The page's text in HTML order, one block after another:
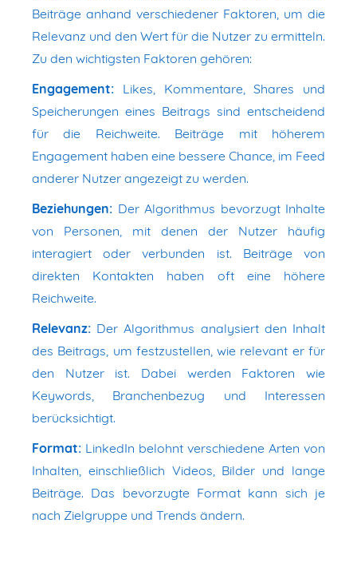
Beiträge anhand verschiedener Faktoren, um die
Relevanz und den Wert für die Nutzer zu ermitteln.
Zu den wichtigsten Faktoren gehören:
Engagement: Likes, Kommentare, Shares und
Speicherungen eines Beitrags sind entscheidend
für die Reichweite. Beiträge mit höherem
Engagement haben eine bessere Chance, im Feed
anderer Nutzer angezeigt zu werden.
Beziehungen: Der Algorithmus bevorzugt Inhalte
von Personen, mit denen der Nutzer häufig
interagiert oder verbunden ist. Beiträge von
direkten Kontakten haben oft eine höhere
Reichweite.
Relevanz: Der Algorithmus analysiert den Inhalt
des Beitrags, um festzustellen, wie relevant er für
den Nutzer ist. Dabei werden Faktoren wie
Keywords, Branchenbezug und Interessen
berücksichtigt.
Format: LinkedIn belohnt verschiedene Arten von
Inhalten, einschließlich Videos, Bilder und lange
Beiträge. Das bevorzugte Format kann sich je
nach Zielgruppe und Trends ändern.